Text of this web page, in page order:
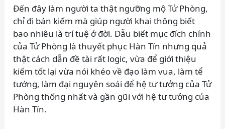
Đến đây làm người ta thật ngưỡng mộ Tử Phòng,
chỉ đi bán kiếm mà giúp người khai thông biết
bao nhiêu là trí tuệ ở đời. Dẫu biết mục đích chính
của Tử Phòng là thuyết phục Hàn Tín nhưng quả
thật cách dẫn đề tài rất logic, vừa để giới thiệu
kiếm tốt lại vừa nói khéo về đạo làm vua, làm tể
tướng, làm đại nguyên soái để hệ tư tưởng của Tử
Phòng thống nhất và gần gũi với hệ tư tưởng của
Hàn Tín.